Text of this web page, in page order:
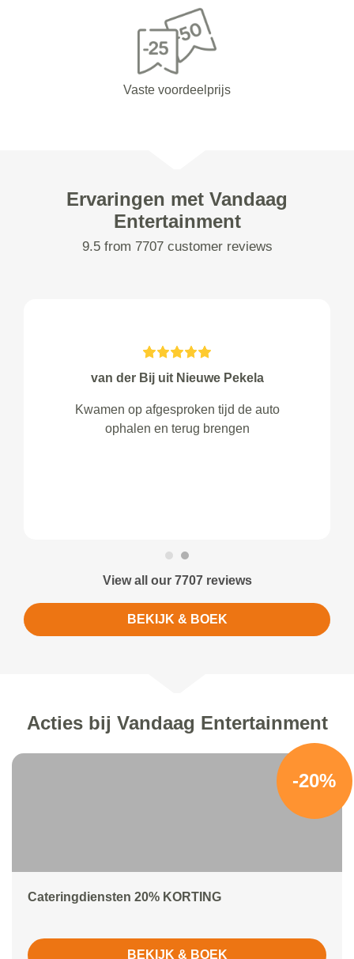
Vaste voordeelprijs
Ervaringen met Vandaag
Entertainment
9.5 from 7707 customer reviews
van der Bij uit Nieuwe Pekela
Kwamen op afgesproken tijd de auto
ophalen en terug brengen
View all our 7707 reviews
BEKIJK & BOEK
Acties bij Vandaag Entertainment
-20%
Cateringdiensten 20% KORTING
BEKIJK & BOEK